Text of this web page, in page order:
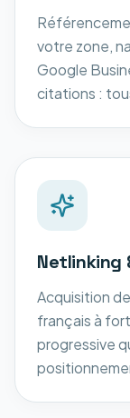
votre zone,
Google
citations :
Netlinking
Acquisition
français à
progressive